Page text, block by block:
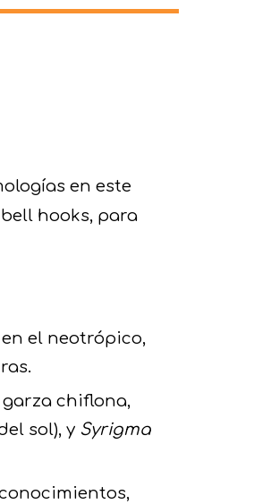
en este
bell hooks, para
el neotrópico,
chiflona,
sol), y Syrigma